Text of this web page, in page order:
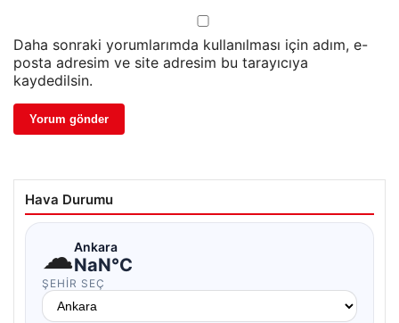
Daha sonraki yorumlarımda kullanılması için adım, e-
posta adresim ve site adresim bu tarayıcıya
kaydedilsin.
Hava Durumu
☁Ankara
NaN°C
ŞEHIR SEÇ